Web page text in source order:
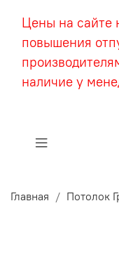
Цены на сайте
повышения
наличие у
Главная Потолок